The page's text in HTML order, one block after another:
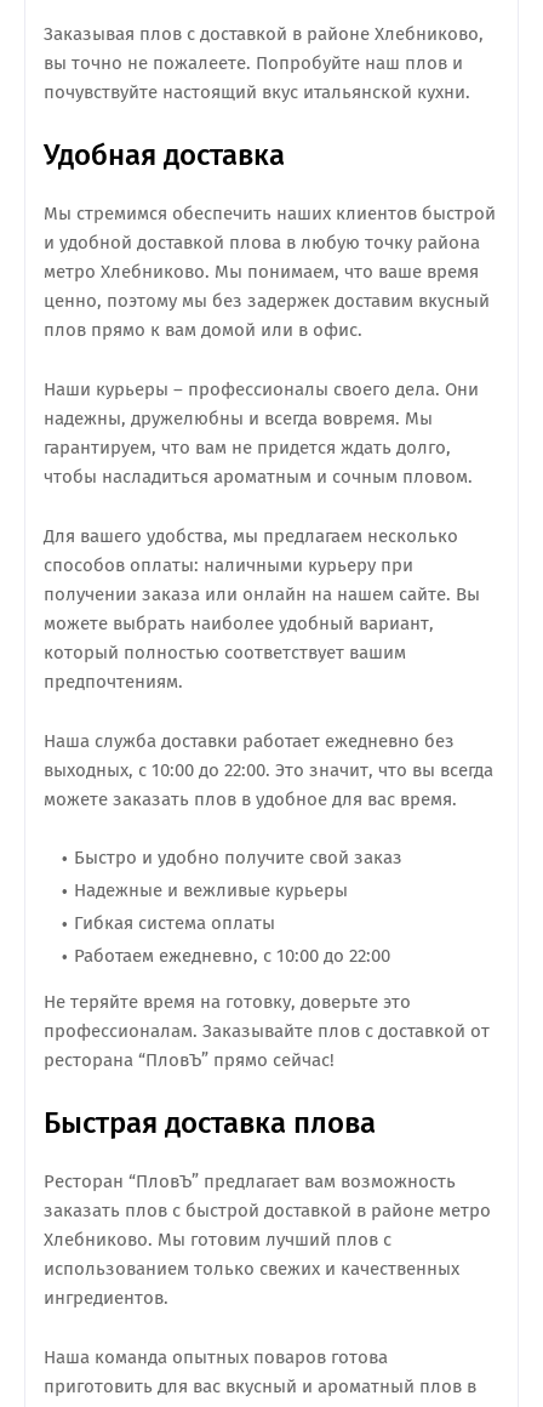
Заказывая плов с доставкой в районе Хлебниково,
вы точно не пожалеете. Попробуйте наш плов и
почувствуйте настоящий вкус итальянской кухни.
Удобная доставка
Мы стремимся обеспечить наших клиентов быстрой
и удобной доставкой плова в любую точку района
метро Хлебниково. Мы понимаем, что ваше время
ценно, поэтому мы без задержек доставим вкусный
плов прямо к вам домой или в офис.
Наши курьеры – профессионалы своего дела. Они
надежны, дружелюбны и всегда вовремя. Мы
гарантируем, что вам не придется ждать долго,
чтобы насладиться ароматным и сочным пловом.
Для вашего удобства, мы предлагаем несколько
способов оплаты: наличными курьеру при
получении заказа или онлайн на нашем сайте. Вы
можете выбрать наиболее удобный вариант,
который полностью соответствует вашим
предпочтениям.
Наша служба доставки работает ежедневно без
выходных, с 10:00 до 22:00. Это значит, что вы всегда
можете заказать плов в удобное для вас время.
Быстро и удобно получите свой заказ
Надежные и вежливые курьеры
Гибкая система оплаты
Работаем ежедневно, с 10:00 до 22:00
Не теряйте время на готовку, доверьте это
профессионалам. Заказывайте плов с доставкой от
ресторана “ПловЪ” прямо сейчас!
Быстрая доставка плова
Ресторан “ПловЪ” предлагает вам возможность
заказать плов с быстрой доставкой в районе метро
Хлебниково. Мы готовим лучший плов с
использованием только свежих и качественных
ингредиентов.
Наша команда опытных поваров готова
приготовить для вас вкусный и ароматный плов в